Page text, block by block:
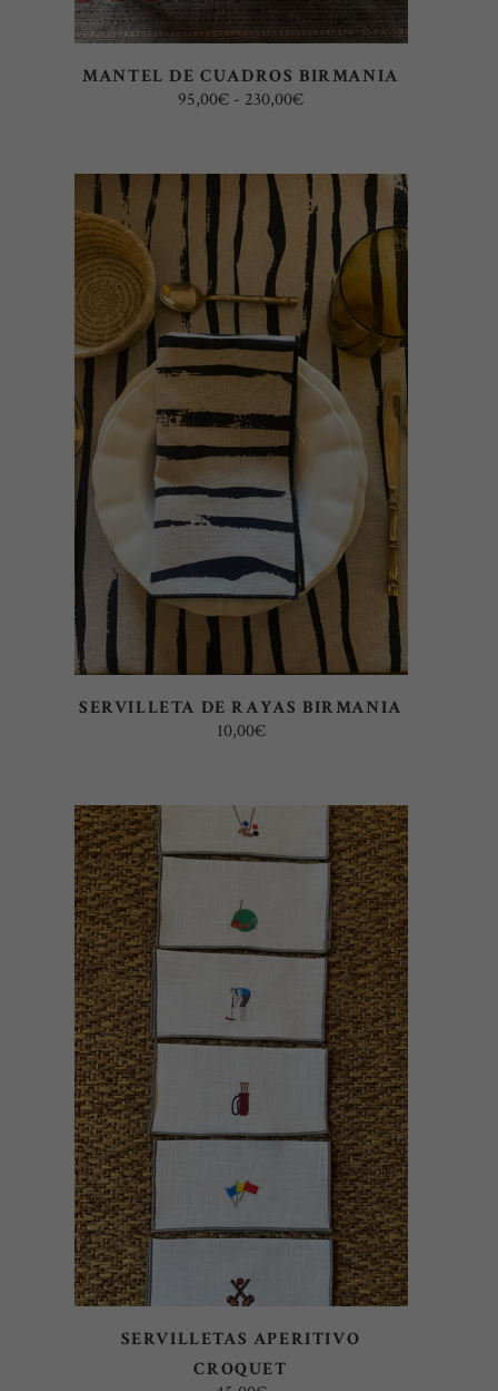
pueden
en
de
producto
MANTEL DE CUADROS BIRMANIA
95,00€ - 230,00€Rango
95,00€
hasta
230,00€
SELECT OPTIONS
SERVILLETA DE RAYAS BIRMANIA
10,00€
SERVILLETAS APERITIVO
CROQUET